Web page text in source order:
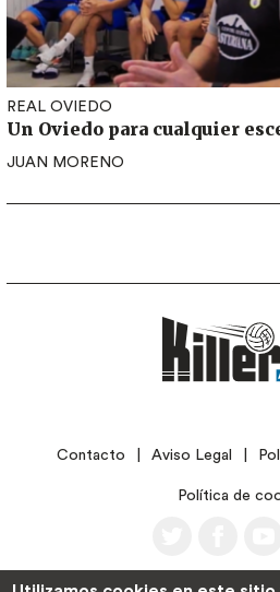
REAL OVIEDO
Un Oviedo para cualquier
JUAN MORENO
LEGALContacto Aviso Legal
Política de